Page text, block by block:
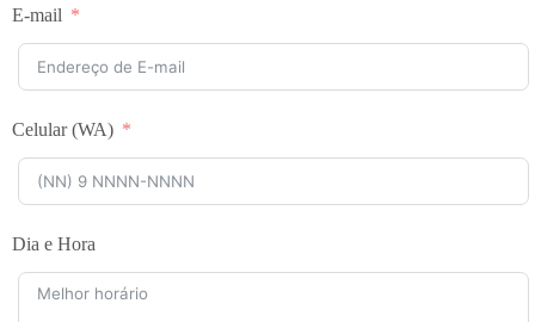
E-mail
Celular (WA)
Dia e Hora